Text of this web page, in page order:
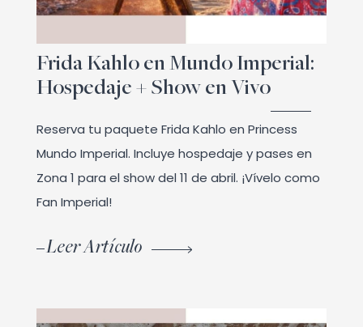
Frida Kahlo en Mundo Imperial:
Hospedaje + Show en Vivo
Reserva tu paquete Frida Kahlo en Princess
Mundo Imperial. Incluye hospedaje y pases en
Zona 1 para el show del 11 de abril. ¡Vívelo como
Fan Imperial!
Leer Artículo